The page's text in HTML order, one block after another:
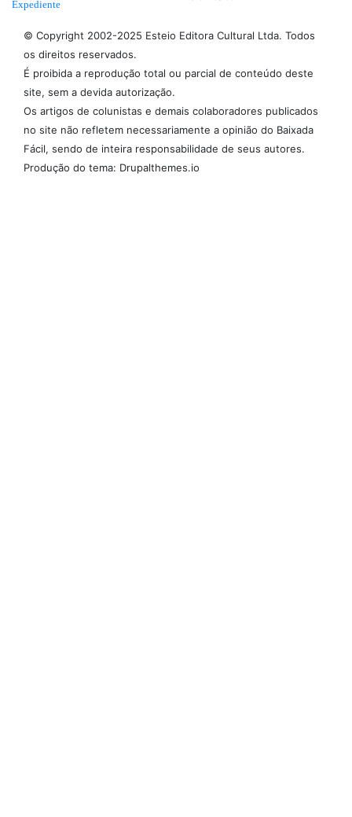
Expediente
© Copyright 2002-2025 Esteio Editora Cultural Ltda. Todos
os direitos reservados.
É proibida a reprodução total ou parcial de conteúdo deste
site, sem a devida autorização.
Os artigos de colunistas e demais colaboradores publicados
no site não refletem necessariamente a opinião do Baixada
Fácil, sendo de inteira responsabilidade de seus autores.
Produção do tema: Drupalthemes.io